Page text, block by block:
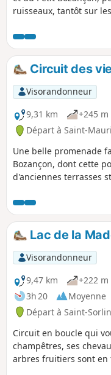
ruisseaux, tantôt sur
Circuit des
Visorandonneur
9,31 km
+245 m
Départ à Saint-
Une belle promenade
Bozançon, dont cette
d'anciennes terrasses
les avis si vous
Lac de la
Visorandonneur
9,47 km
+222 m
3h 20
Moyenne
Départ à Saint-
Circuit en boucle qui
champêtres, ses
arbres fruitiers sont en